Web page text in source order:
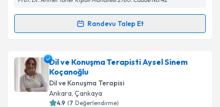
Takvim Talebini Gönder
Randevu Talep Et
Randevu Takvimi Talebi
Dil ve Konuşma Terapisti Arzum Karaiçin randevu
takvimi talebi oluşturun. Size bu uzmandan randevu
almanız için bir takvim hazırlandığında e-posta ile
bilgilendireceğiz.
Dil ve Konuşma Terapisti Aysel Sinem
Koçanoğlu
Dil ve Konuşma Terapisi
Ankara, Çankaya
4.9 (7 Değerlendirme)